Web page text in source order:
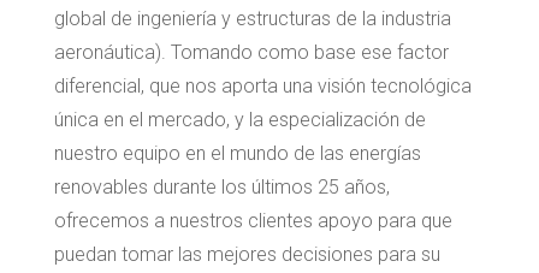
global de ingeniería y estructuras de la industria
aeronáutica). Tomando como base ese factor
diferencial, que nos aporta una visión tecnológica
única en el mercado, y la especialización de
nuestro equipo en el mundo de las energías
renovables durante los últimos 25 años,
ofrecemos a nuestros clientes apoyo para que
puedan tomar las mejores decisiones para su